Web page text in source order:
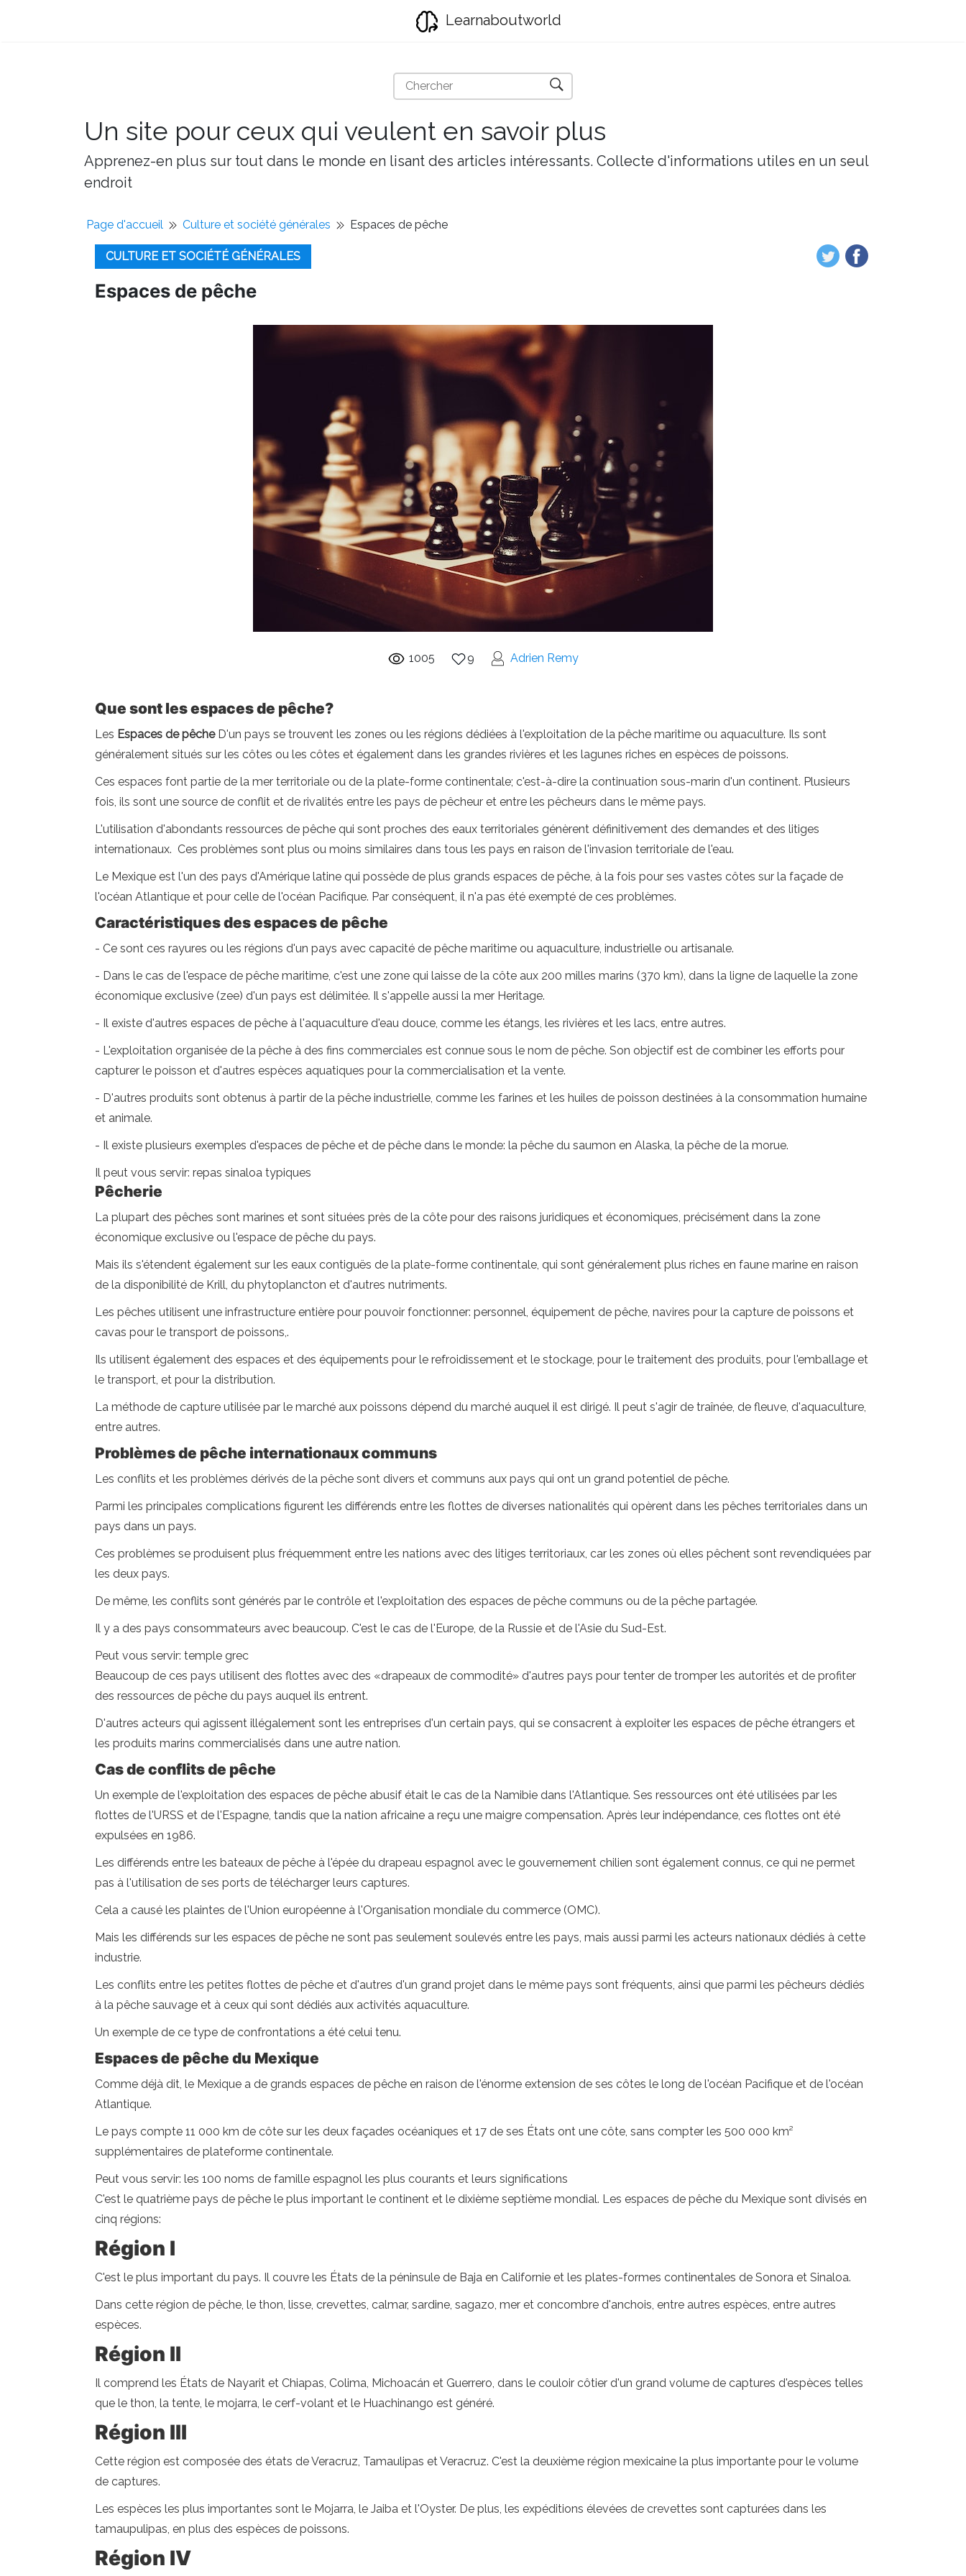
Learnaboutworld
Un site pour ceux qui veulent en savoir plus
Apprenez-en plus sur tout dans le monde en lisant des articles intéressants. Collecte d'informations utiles en un seul
endroit
Page d'accueil Culture et société générales Espaces de pêche
CULTURE ET SOCIÉTÉ GÉNÉRALES
Espaces de pêche
1005 9 Adrien Remy
Que sont les espaces de pêche?
Les Espaces de pêcheD'un pays se trouvent les zones ou les régions dédiées à l'exploitation de la pêche maritime ou aquaculture. Ils sont
généralement situés sur les côtes ou les côtes et également dans les grandes rivières et les lagunes riches en espèces de poissons.
Ces espaces font partie de la mer territoriale ou de la plate-forme continentale; c'est-à-dire la continuation sous-marin d'un continent. Plusieurs
fois, ils sont une source de conflit et de rivalités entre les pays de pêcheur et entre les pêcheurs dans le même pays.
L'utilisation d'abondants ressources de pêche qui sont proches des eaux territoriales génèrent définitivement des demandes et des litiges
internationaux. Ces problèmes sont plus ou moins similaires dans tous les pays en raison de l'invasion territoriale de l'eau.
Le Mexique est l'un des pays d'Amérique latine qui possède de plus grands espaces de pêche, à la fois pour ses vastes côtes sur la façade de
l'océan Atlantique et pour celle de l'océan Pacifique. Par conséquent, il n'a pas été exempté de ces problèmes.
Caractéristiques des espaces de pêche
- Ce sont ces rayures ou les régions d'un pays avec capacité de pêche maritime ou aquaculture, industrielle ou artisanale.
- Dans le cas de l'espace de pêche maritime, c'est une zone qui laisse de la côte aux 200 milles marins (370 km), dans la ligne de laquelle la zone
économique exclusive (zee) d'un pays est délimitée. Il s'appelle aussi la mer Heritage.
- Il existe d'autres espaces de pêche à l'aquaculture d'eau douce, comme les étangs, les rivières et les lacs, entre autres.
- L'exploitation organisée de la pêche à des fins commerciales est connue sous le nom de pêche. Son objectif est de combiner les efforts pour
capturer le poisson et d'autres espèces aquatiques pour la commercialisation et la vente.
- D'autres produits sont obtenus à partir de la pêche industrielle, comme les farines et les huiles de poisson destinées à la consommation humaine
et animale.
- Il existe plusieurs exemples d'espaces de pêche et de pêche dans le monde: la pêche du saumon en Alaska, la pêche de la morue.
Il peut vous servir: repas sinaloa typiques
Pêcherie
La plupart des pêches sont marines et sont situées près de la côte pour des raisons juridiques et économiques, précisément dans la zone
économique exclusive ou l'espace de pêche du pays.
Mais ils s'étendent également sur les eaux contiguës de la plate-forme continentale, qui sont généralement plus riches en faune marine en raison
de la disponibilité de Krill, du phytoplancton et d'autres nutriments.
Les pêches utilisent une infrastructure entière pour pouvoir fonctionner: personnel, équipement de pêche, navires pour la capture de poissons et
cavas pour le transport de poissons,.
Ils utilisent également des espaces et des équipements pour le refroidissement et le stockage, pour le traitement des produits, pour l'emballage et
le transport, et pour la distribution.
La méthode de capture utilisée par le marché aux poissons dépend du marché auquel il est dirigé. Il peut s'agir de traînée, de fleuve, d'aquaculture,
entre autres.
Problèmes de pêche internationaux communs
Les conflits et les problèmes dérivés de la pêche sont divers et communs aux pays qui ont un grand potentiel de pêche.
Parmi les principales complications figurent les différends entre les flottes de diverses nationalités qui opèrent dans les pêches territoriales dans un
pays dans un pays.
Ces problèmes se produisent plus fréquemment entre les nations avec des litiges territoriaux, car les zones où elles pêchent sont revendiquées par
les deux pays.
De même, les conflits sont générés par le contrôle et l'exploitation des espaces de pêche communs ou de la pêche partagée.
Il y a des pays consommateurs avec beaucoup. C'est le cas de l'Europe, de la Russie et de l'Asie du Sud-Est.
Peut vous servir: temple grec
Beaucoup de ces pays utilisent des flottes avec des «drapeaux de commodité» d'autres pays pour tenter de tromper les autorités et de profiter
des ressources de pêche du pays auquel ils entrent.
D'autres acteurs qui agissent illégalement sont les entreprises d'un certain pays, qui se consacrent à exploiter les espaces de pêche étrangers et
les produits marins commercialisés dans une autre nation.
Cas de conflits de pêche
Un exemple de l'exploitation des espaces de pêche abusif était le cas de la Namibie dans l'Atlantique. Ses ressources ont été utilisées par les
flottes de l'URSS et de l'Espagne, tandis que la nation africaine a reçu une maigre compensation. Après leur indépendance, ces flottes ont été
expulsées en 1986.
Les différends entre les bateaux de pêche à l'épée du drapeau espagnol avec le gouvernement chilien sont également connus, ce qui ne permet
pas à l'utilisation de ses ports de télécharger leurs captures.
Cela a causé les plaintes de l'Union européenne à l'Organisation mondiale du commerce (OMC).
Mais les différends sur les espaces de pêche ne sont pas seulement soulevés entre les pays, mais aussi parmi les acteurs nationaux dédiés à cette
industrie.
Les conflits entre les petites flottes de pêche et d'autres d'un grand projet dans le même pays sont fréquents, ainsi que parmi les pêcheurs dédiés
à la pêche sauvage et à ceux qui sont dédiés aux activités aquaculture.
Un exemple de ce type de confrontations a été celui tenu.
Espaces de pêche du Mexique
Comme déjà dit, le Mexique a de grands espaces de pêche en raison de l'énorme extension de ses côtes le long de l'océan Pacifique et de l'océan
Atlantique.
Le pays compte 11 000 km de côte sur les deux façades océaniques et 17 de ses États ont une côte, sans compter les 500 000 km²
supplémentaires de plateforme continentale.
Peut vous servir: les 100 noms de famille espagnol les plus courants et leurs significations
C'est le quatrième pays de pêche le plus important le continent et le dixième septième mondial. Les espaces de pêche du Mexique sont divisés en
cinq régions:
Région I
C'est le plus important du pays. Il couvre les États de la péninsule de Baja en Californie et les plates-formes continentales de Sonora et Sinaloa.
Dans cette région de pêche, le thon, lisse, crevettes, calmar, sardine, sagazo, mer et concombre d'anchois, entre autres espèces, entre autres
espèces.
Région II
Il comprend les États de Nayarit et Chiapas, Colima, Michoacán et Guerrero, dans le couloir côtier d'un grand volume de captures d'espèces telles
que le thon, la tente, le mojarra, le cerf-volant et le Huachinango est généré.
Région III
Cette région est composée des états de Veracruz, Tamaulipas et Veracruz. C'est la deuxième région mexicaine la plus importante pour le volume
de captures.
Les espèces les plus importantes sont le Mojarra, le Jaiba et l'Oyster. De plus, les expéditions élevées de crevettes sont capturées dans les
tamaupulipas, en plus des espèces de poissons.
Région IV